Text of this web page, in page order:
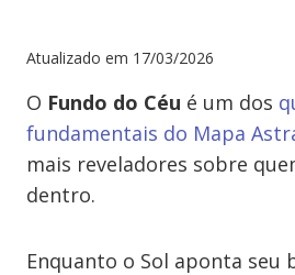
Atualizado em 17/03/2026
O Fundo do Céu é um dos
fundamentais do Mapa
mais reveladores sobre
dentro.
Enquanto o Sol aponta seu